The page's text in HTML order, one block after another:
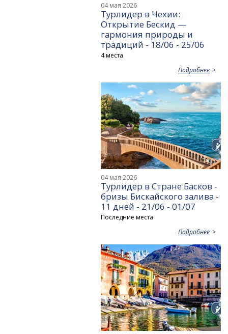
04 мая 2026
Турлидер в Чехии:
Открытие Бескид —
гармония природы и
традиций - 18/06 - 25/06
4 места
Подробнее
04 мая 2026
Турлидер в Стране Басков -
бризы Бискайского залива -
11 дней - 21/06 - 01/07
Последние места
Подробнее